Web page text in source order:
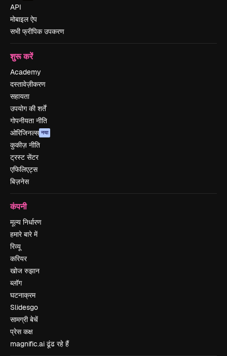
API
मोबाइल ऐप
सभी फ्रीपिक उपकरण
शुरू करें
Academy
दस्तावेज़ीकरण
सहायता
उपयोग की शर्तें
गोपनीयता नीति
ओरिजिनल्स नया
कुकीज़ नीति
ट्रस्ट सेंटर
एफिलिएट्स
बिज़नेस
कंपनी
मूल्य निर्धारण
हमारे बारे में
रिव्यू
करियर
खोज रुझान
ब्लॉग
घटनाक्रम
Slidesgo
सामग्री बेचें
प्रेस कक्ष
magnific.ai ढूंढ रहे हैं